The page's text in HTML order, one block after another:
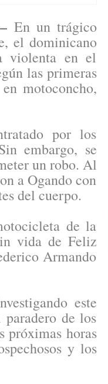
En un trágico
el dominicano
violenta en el
las primeras
motoconcho,
por los
embargo, se
un robo. Al
a Ogando con
del cuerpo.
de la
vida de Feliz
Armando
este
de los
próximas horas
y los